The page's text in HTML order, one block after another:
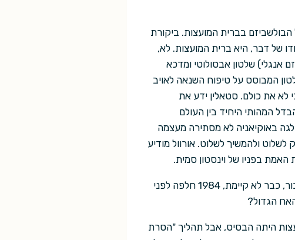
בברית המועצות. ביקורת
של דבר, היא ברית המועצות. לא,
אנגלי) שלטון אבסולוטי ומדכא
המבוסס על טיפוח השנאה לאויב
לא את כולם. סטאלין ידע את
המהותי היחיד בין העולם
באוקיאניה לא מסתירה מעצמה
ולהמשיך לשלוט. אורוול מודיע
בפניו של וינסטון סמית.
אם אוקיאניה היא בעצם ברית המועצות, למה בעצם היא רלוונטית כיום? ברית המועצות, כזכור, כבר לא קיימת, 1984 חלפה לפני
הגדול?
היתה הבסיס, אבל תהליך "הסרת